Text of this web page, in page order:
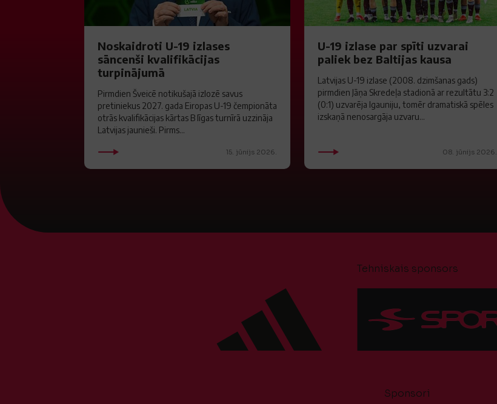
Noskaidroti U-19 izlases
sāncenši kvalifikācijas
turpinājumā
Pirmdien Šveicē notikušajā izlozē savus
pretiniekus 2027. gada Eiropas U-19 čempionāta
otrās kvalifikācijas kārtas B līgas turnīrā uzzināja
Latvijas jaunieši. Pirms...
15. jūnijs 2026.
U-19 izlase par spīti uzvarai
paliek bez Baltijas kausa
Latvijas U-19 izlase (2008. dzimšanas gads)
pirmdien Jāņa Skredeļa stadionā ar rezultātu 3:2
(0:1) uzvarēja Igauniju, tomēr dramatiskā spēles
izskaņā nenosargāja uzvaru...
08. jūnijs 2026.
Tehniskais sponsors
Sponsori